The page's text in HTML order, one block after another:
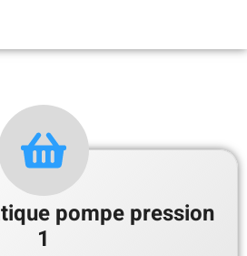
pompe pression
1